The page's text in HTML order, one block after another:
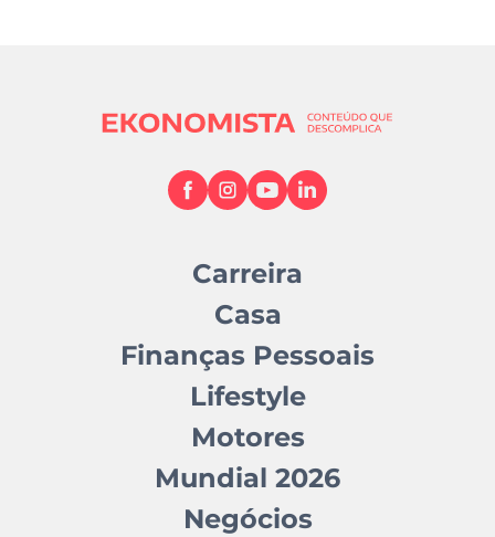
Carreira
Casa
Finanças Pessoais
Lifestyle
Motores
Mundial 2026
Negócios